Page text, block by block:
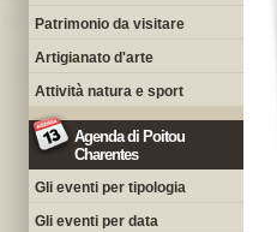
Patrimonio da visitare
Artigianato d'arte
Attività natura e sport
Agenda di Poitou
Charentes
Gli eventi per tipologia
Gli eventi per data